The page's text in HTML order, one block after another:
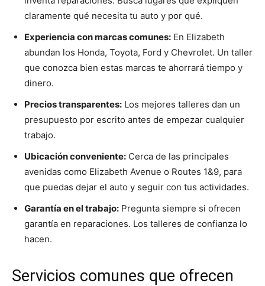
claramente qué necesita tu auto y por qué.
Experiencia con marcas comunes: En Elizabeth
abundan los Honda, Toyota, Ford y Chevrolet. Un taller
que conozca bien estas marcas te ahorrará tiempo y
dinero.
Precios transparentes: Los mejores talleres dan un
presupuesto por escrito antes de empezar cualquier
trabajo.
Ubicación conveniente: Cerca de las principales
avenidas como Elizabeth Avenue o Routes 1&9, para
que puedas dejar el auto y seguir con tus actividades.
Garantía en el trabajo: Pregunta siempre si ofrecen
garantía en reparaciones. Los talleres de confianza lo
hacen.
Servicios comunes que ofrecen